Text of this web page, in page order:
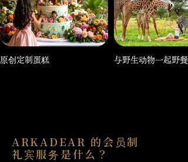
原创定制蛋糕 与野生动物一起野餐
ARKADEAR 的会员制
礼宾服务是什么？